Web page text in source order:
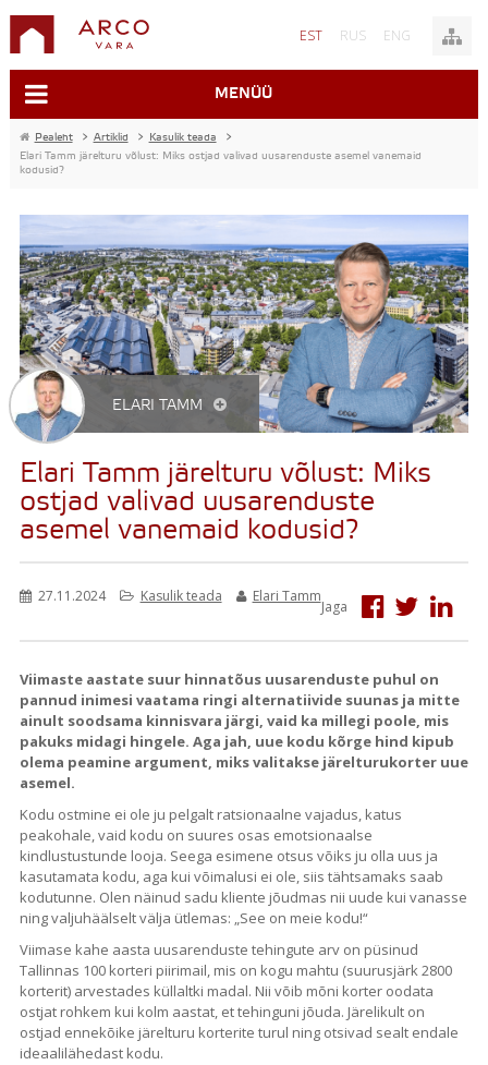
EST RUS ENG
MENÜÜ
Pealeht > Artiklid > Kasulik teada
>
Elari Tamm järelturu võlust: Miks ostjad valivad uusarenduste asemel vanemaid
kodusid?
ELARI TAMM
Elari Tamm järelturu võlust: Miks
ostjad valivad uusarenduste
asemel vanemaid kodusid?
27.11.2024 Kasulik teada Elari Tamm
Jaga
Viimaste aastate suur hinnatõus uusarenduste puhul on
pannud inimesi vaatama ringi alternatiivide suunas ja mitte
ainult soodsama kinnisvara järgi, vaid ka millegi poole, mis
pakuks midagi hingele. Aga jah, uue kodu kõrge hind kipub
olema peamine argument, miks valitakse järelturukorter uue
asemel.
Kodu ostmine ei ole ju pelgalt ratsionaalne vajadus, katus
peakohale, vaid kodu on suures osas emotsionaalse
kindlustustunde looja. Seega esimene otsus võiks ju olla uus ja
kasutamata kodu, aga kui võimalusi ei ole, siis tähtsamaks saab
kodutunne. Olen näinud sadu kliente jõudmas nii uude kui vanasse
ning valjuhäälselt välja ütlemas: „See on meie kodu!“
Viimase kahe aasta uusarenduste tehingute arv on püsinud
Tallinnas 100 korteri piirimail, mis on kogu mahtu (suurusjärk 2800
korterit) arvestades küllaltki madal. Nii võib mõni korter oodata
ostjat rohkem kui kolm aastat, et tehinguni jõuda. Järelikult on
ostjad ennekõike järelturu korterite turul ning otsivad sealt endale
ideaalilähedast kodu.